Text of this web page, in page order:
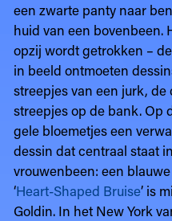
een zwarte panty naar
huid van een bovenbeen.
opzij wordt getrokken –
in beeld ontmoeten
streepjes van een jurk,
streepjes op de bank. Op
gele bloemetjes een
dessin dat centraal staat
vrouwenbeen: een
‘Heart-Shaped Bruise’ is
Goldin. In het New York